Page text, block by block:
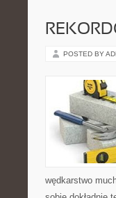
POSTED BY
wędkarstwo